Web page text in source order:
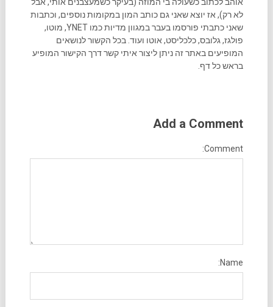
לא רק), אז יוצא שאני גם כותב המון במקומות נוספים, וכתבות
שאני כתבתי פורסמו בעבר במגוון מדיות כמו YNET, מוטו,
פולגז, גלובס, כלכליסט, אוטו ועוד. בכל הקשור לנושאים
המופיעים באתר זה ניתן ליצור איתי קשר דרך הקישור המופיע
בראש כל דף.
Add a Comment
Comment:
Name: